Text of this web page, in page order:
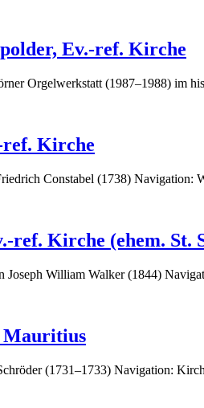
Ev.-ref. Kirche
Orgelwerkstatt (1987–1988) im
ref. Kirche
Constabel (1738)
ref. Kirche (ehem. St.
Joseph William Walker (1844)
Mauritius
(1731–1733) Navigation: